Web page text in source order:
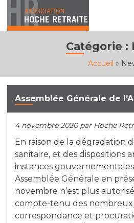
Skip
content
Catégorie :
Accueil »
4 novembre 2020 par Hoche
En raison de la dégradation
sanitaire, et des dispositions
instances
Assemblée Générale en
novembre n’est plus
compte-tenu des nombreux
correspondance et